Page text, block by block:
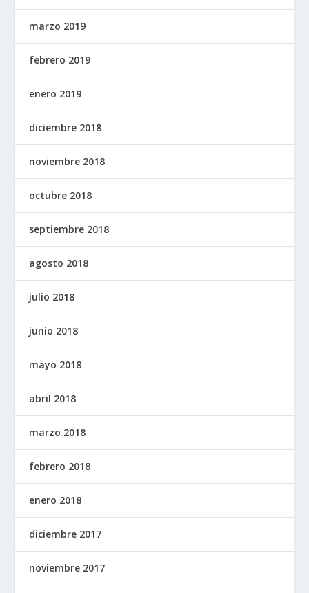
marzo 2019
febrero 2019
enero 2019
diciembre 2018
noviembre 2018
octubre 2018
septiembre 2018
agosto 2018
julio 2018
junio 2018
mayo 2018
abril 2018
marzo 2018
febrero 2018
enero 2018
diciembre 2017
noviembre 2017